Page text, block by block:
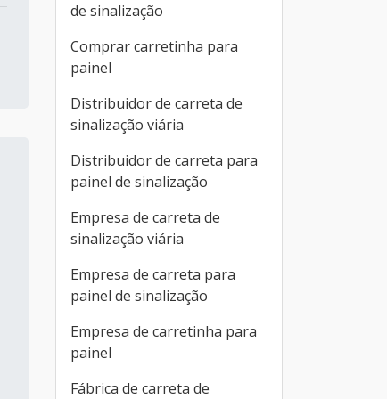
de sinalização
Comprar carretinha para
painel
Distribuidor de carreta de
sinalização viária
Distribuidor de carreta para
painel de sinalização
Empresa de carreta de
sinalização viária
Empresa de carreta para
painel de sinalização
Empresa de carretinha para
painel
Fábrica de carreta de